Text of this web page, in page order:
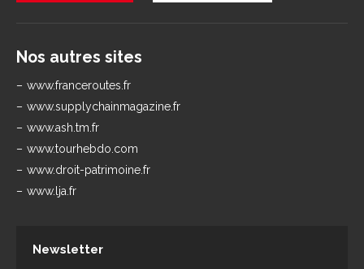
Nos autres sites
www.franceroutes.fr
www.supplychainmagazine.fr
www.ash.tm.fr
www.tourhebdo.com
www.droit-patrimoine.fr
www.lja.fr
Newsletter